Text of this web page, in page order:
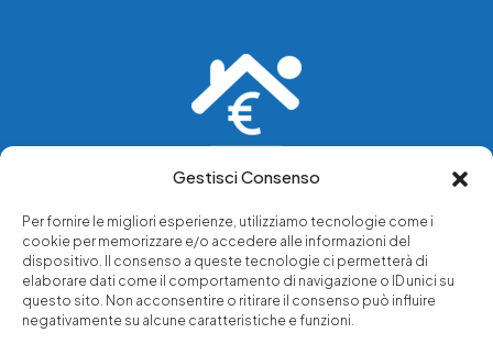
Gestisci Consenso
Per fornire le migliori esperienze, utilizziamo tecnologie come i
cookie per memorizzare e/o accedere alle informazioni del
dispositivo. Il consenso a queste tecnologie ci permetterà di
elaborare dati come il comportamento di navigazione o ID unici su
questo sito. Non acconsentire o ritirare il consenso può influire
negativamente su alcune caratteristiche e funzioni.
Chi siamo
Servizi di tutela legale
Notizie e approfondimenti